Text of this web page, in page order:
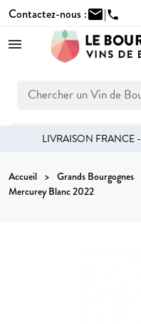
Contactez-nous :mail|phone
LIVRAISON FRANCE -
Accueil Grands Bourgognes
Mercurey Blanc 2022